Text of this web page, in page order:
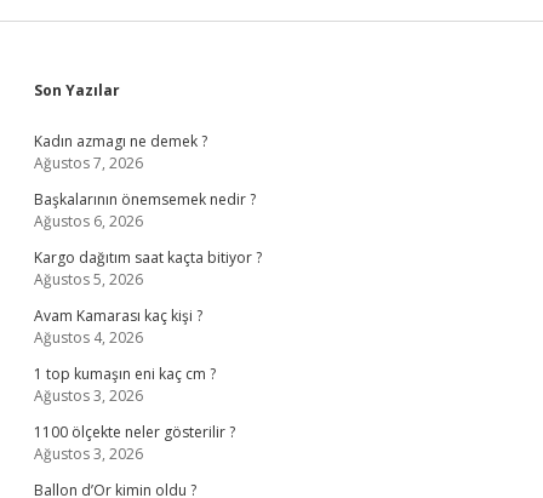
Sidebar
Son Yazılar
Kadın azmagı ne demek ?
Ağustos 7, 2026
Başkalarının önemsemek nedir ?
Ağustos 6, 2026
Kargo dağıtım saat kaçta bitiyor ?
Ağustos 5, 2026
Avam Kamarası kaç kişi ?
Ağustos 4, 2026
1 top kumaşın eni kaç cm ?
Ağustos 3, 2026
1100 ölçekte neler gösterilir ?
Ağustos 3, 2026
Ballon d’Or kimin oldu ?